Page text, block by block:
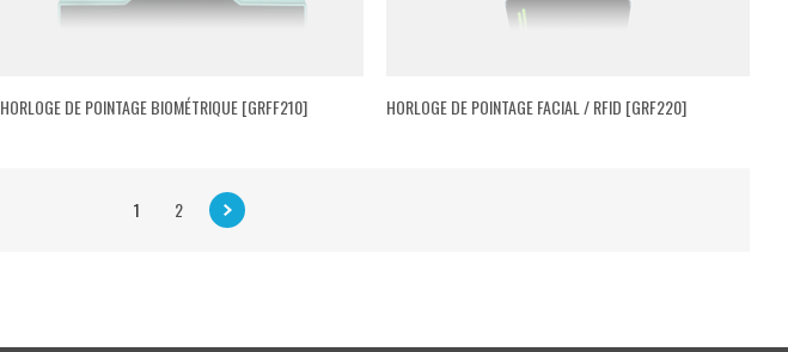
HORLOGE DE POINTAGE BIOMÉTRIQUE [GRFF210] HORLOGE DE POINTAGE FACIAL / RFID [GRF220]
1 2